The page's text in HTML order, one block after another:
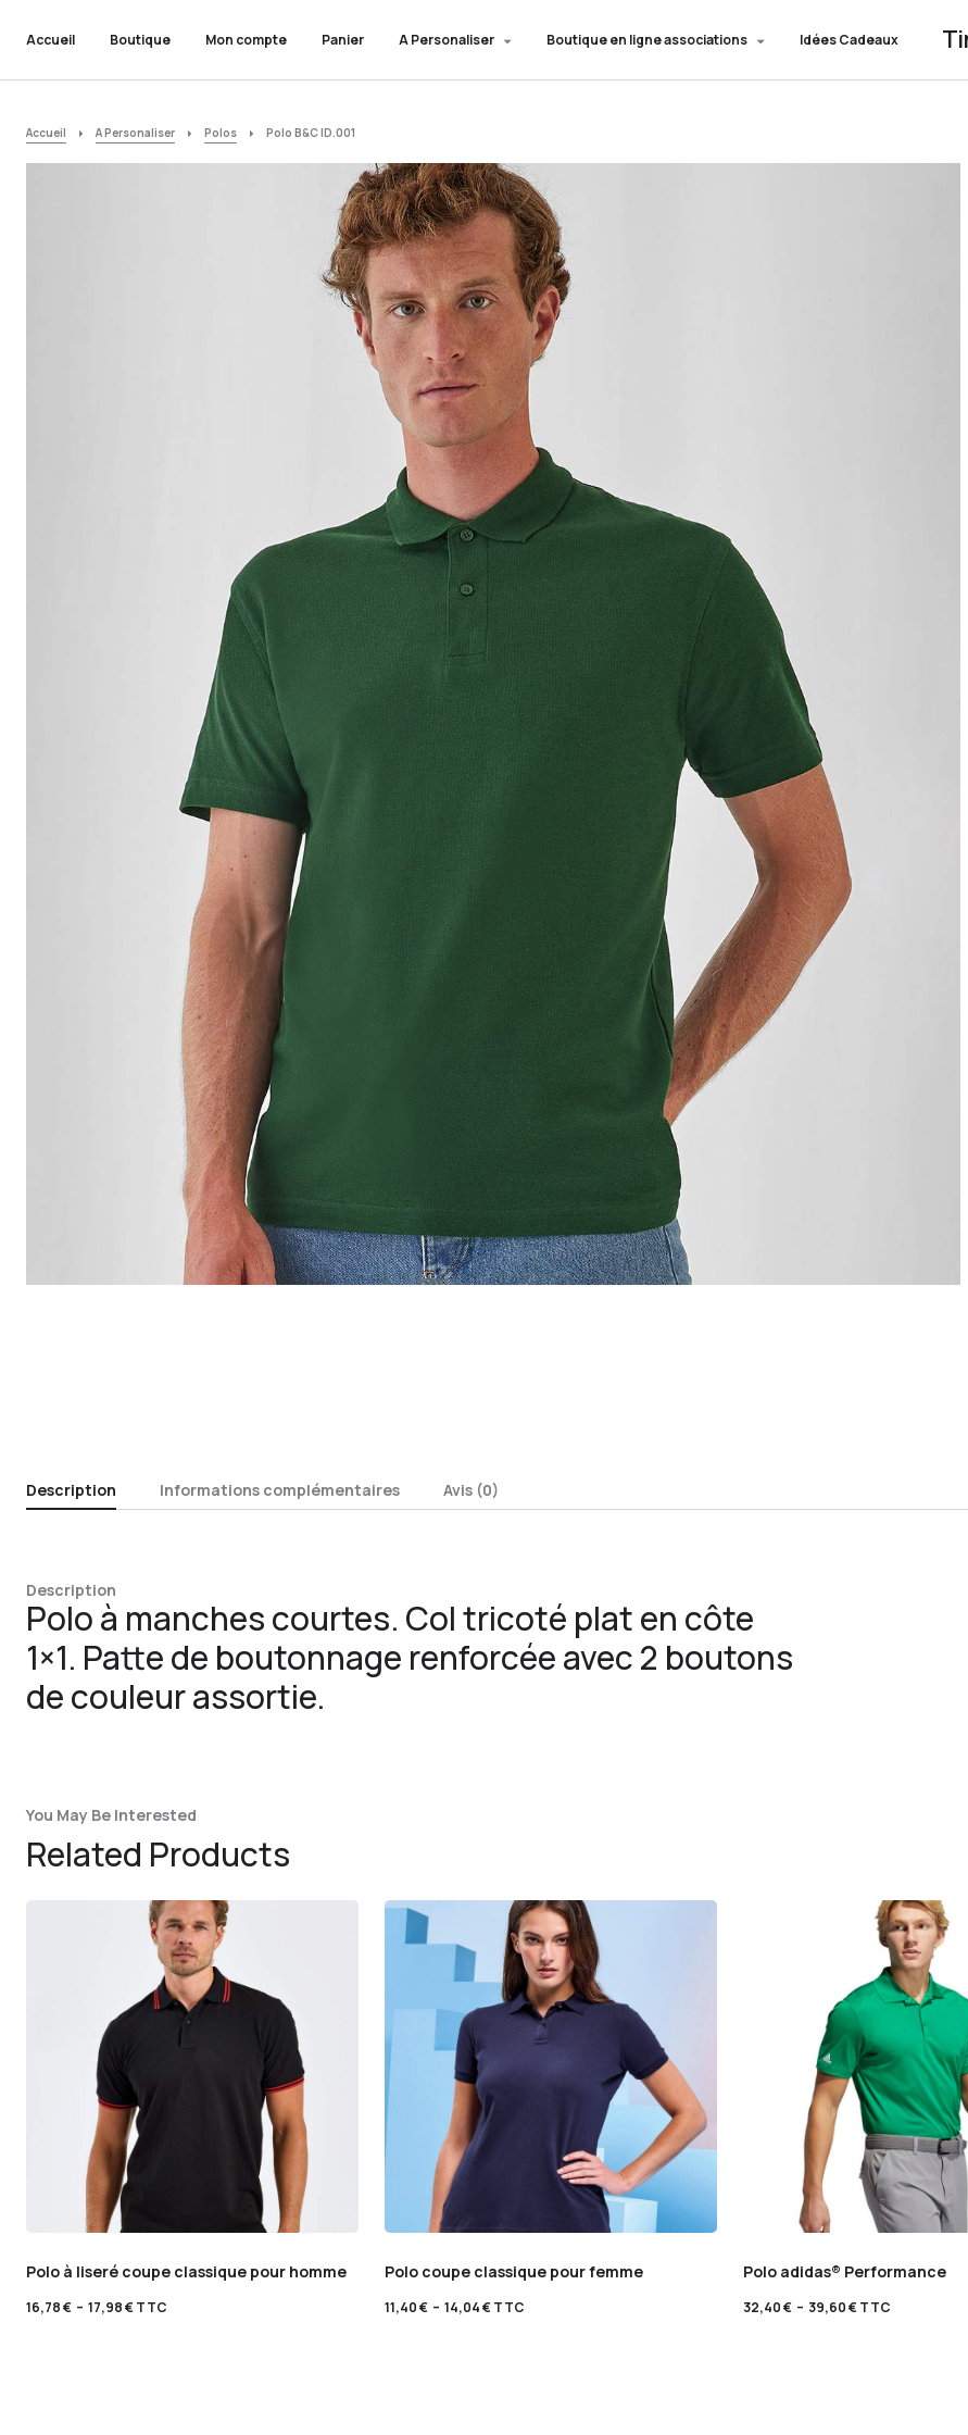
Accueil Boutique Mon compte Panier A Personaliser Boutique en ligne associations Idées Cadeaux
Accueil A Personaliser Polos Polo B&C ID.001
Description Informations complémentaires Avis (0)
Description
Polo à manches courtes. Col tricoté plat en côte
1×1. Patte de boutonnage renforcée avec 2 boutons
de couleur assortie.
You May Be Interested
Related Products
Polo à liseré coupe classique pour homme
16,78€ – 17,98€TTC
Polo coupe classique pour femme
11,40€ – 14,04€TTC
Polo adidas® Performance
32,40€ – 39,60€TTC